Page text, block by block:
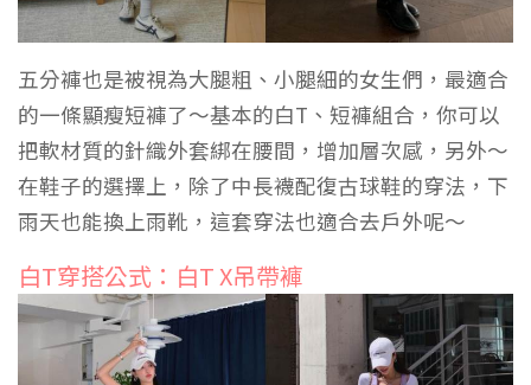
五分褲也是被視為大腿粗、小腿細的女生們，最適合
的一條顯瘦短褲了～基本的白T、短褲組合，你可以
把軟材質的針織外套綁在腰間，增加層次感，另外～
在鞋子的選擇上，除了中長襪配復古球鞋的穿法，下
雨天也能換上雨靴，這套穿法也適合去戶外呢～
白T穿搭公式：白T X吊帶褲